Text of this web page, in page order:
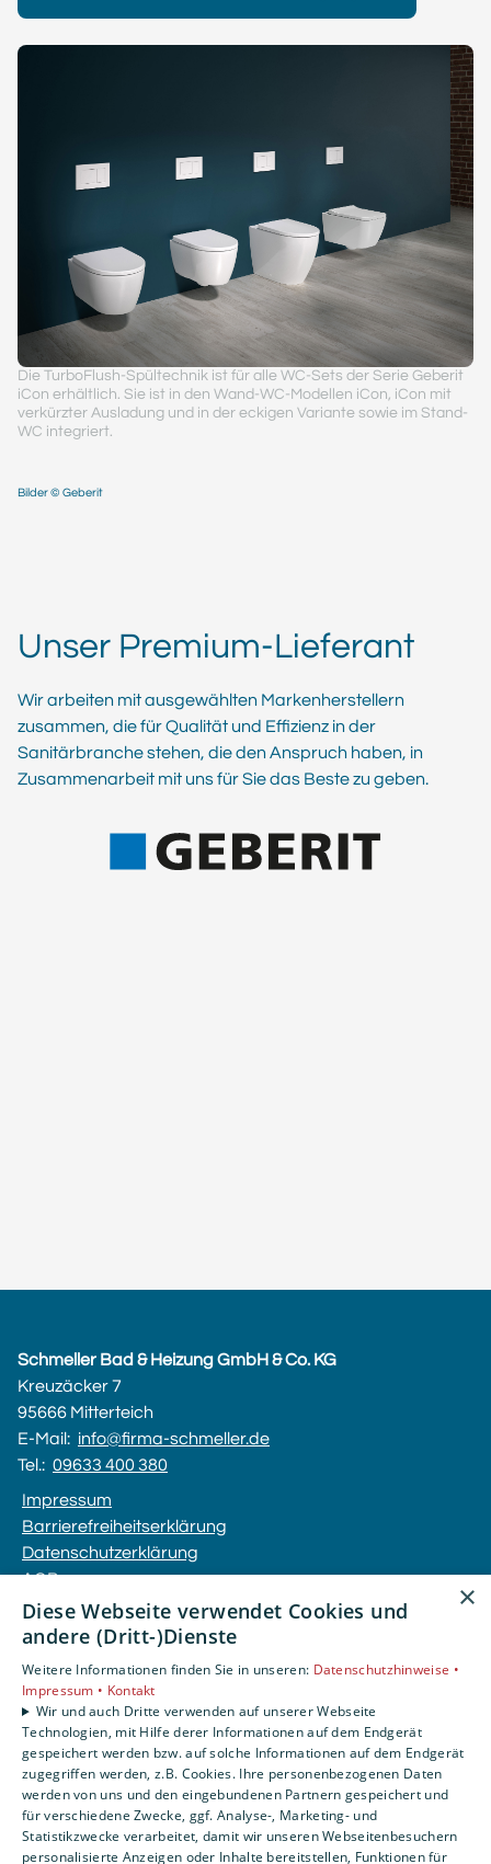
Die TurboFlush-Spültechnik ist für alle WC-Sets der Serie Geberit
iCon erhältlich. Sie ist in den Wand-WC-Modellen iCon, iCon mit
verkürzter Ausladung und in der eckigen Variante sowie im Stand-
WC integriert.
Bilder © Geberit
Unser Premium-Lieferant
Wir arbeiten mit ausgewählten Markenherstellern
zusammen, die für Qualität und Effizienz in der
Sanitärbranche stehen, die den Anspruch haben, in
Zusammenarbeit mit uns für Sie das Beste zu geben.
Schmeller Bad & Heizung GmbH & Co. KG
Kreuzäcker 7
95666 Mitterteich
E-Mail: info@firma-schmeller.de
Tel.: 09633 400 380
Impressum
Barrierefreiheitserklärung
Datenschutzerklärung
AGB
Unsere Bereiche
Gewerbekunden
Karriere
Unternehmen
Kontakt
×
Diese Webseite verwendet Cookies und
andere (Dritt-)Dienste
Weitere Informationen finden Sie in unseren: Datenschutzhinweise •
Impressum • Kontakt
Wir und auch Dritte verwenden auf unserer Webseite
Technologien, mit Hilfe derer Informationen auf dem Endgerät
gespeichert werden bzw. auf solche Informationen auf dem Endgerät
zugegriffen werden, z.B. Cookies. Ihre personenbezogenen Daten
werden von uns und den eingebundenen Partnern gespeichert und
für verschiedene Zwecke, ggf. Analyse-, Marketing- und
Statistikzwecke verarbeitet, damit wir unseren Webseitenbesuchern
personalisierte Anzeigen oder Inhalte bereitstellen, Funktionen für